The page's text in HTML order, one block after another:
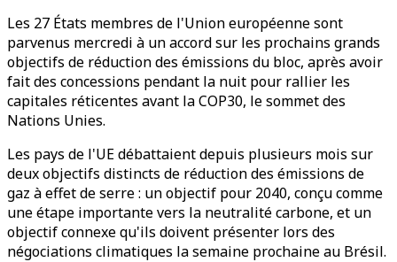
Les 27 États membres de l'Union européenne sont
parvenus mercredi à un accord sur les prochains grands
objectifs de réduction des émissions du bloc, après avoir
fait des concessions pendant la nuit pour rallier les
capitales réticentes avant la COP30, le sommet des
Nations Unies.
Les pays de l'UE débattaient depuis plusieurs mois sur
deux objectifs distincts de réduction des émissions de
gaz à effet de serre : un objectif pour 2040, conçu comme
une étape importante vers la neutralité carbone, et un
objectif connexe qu'ils doivent présenter lors des
négociations climatiques la semaine prochaine au Brésil.